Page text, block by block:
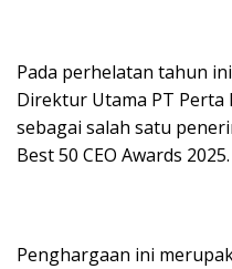
Pada perhelatan tahun
Direktur Utama PT
sebagai salah satu
Best 50 CEO Awards 2025.
Penghargaan ini